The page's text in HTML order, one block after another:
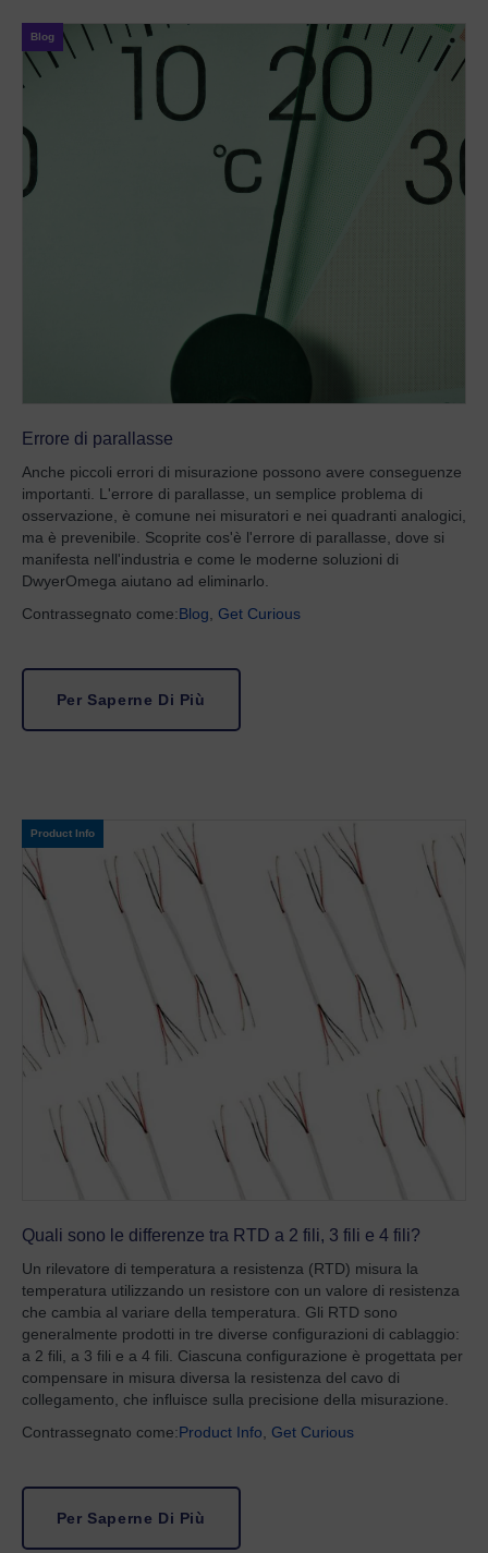
Blog
Errore di parallasse
Anche piccoli errori di misurazione possono avere conseguenze
importanti. L'errore di parallasse, un semplice problema di
osservazione, è comune nei misuratori e nei quadranti analogici,
ma è prevenibile. Scoprite cos'è l'errore di parallasse, dove si
manifesta nell'industria e come le moderne soluzioni di
DwyerOmega aiutano ad eliminarlo.
Contrassegnato come:Blog Get Curious
Per Saperne Di Più
Product Info
Quali sono le differenze tra RTD a 2 fili, 3 fili e 4 fili?
Un rilevatore di temperatura a resistenza (RTD) misura la
temperatura utilizzando un resistore con un valore di resistenza
che cambia al variare della temperatura. Gli RTD sono
generalmente prodotti in tre diverse configurazioni di cablaggio:
a 2 fili, a 3 fili e a 4 fili. Ciascuna configurazione è progettata per
compensare in misura diversa la resistenza del cavo di
collegamento, che influisce sulla precisione della misurazione.
Contrassegnato come:Product Info Get Curious
Per Saperne Di Più